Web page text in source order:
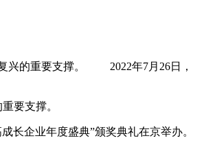
兴的重要支撑。 2022年7月26日，
要支撑。
企业年度盛典”颁奖典礼在京举办。